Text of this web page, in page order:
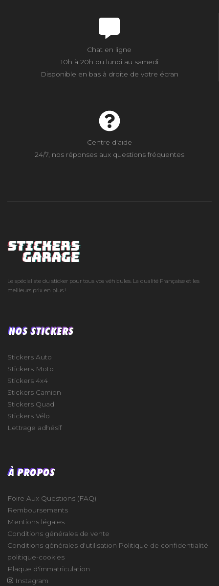
Chat en ligne
10h à 20h du lundi au samedi
Disponible en bas à droite de votre écran
Centre d'aide
24/7, nos réponses aux questions fréquentes
Le spécialiste du sticker pour tous vos véhicules. La qualité Française et les
meilleurs prix en plus !
NOS STICKERS
Stickers Auto
Stickers Moto
Stickers 4x4
Stickers Camion
Stickers Quad
Stickers Vélo
Lettrage adhésif
À PROPOS
Foire Aux Questions (FAQ)
Remboursements
Mentions légales
Conditions générales de vente
Conditions générales d'utilisation Politique de confidentialité
politique-cookies
Plaque d'immatriculation
Instagram